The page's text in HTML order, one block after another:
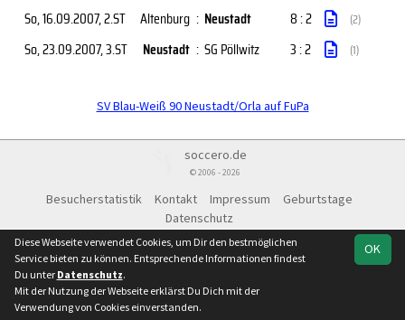
So, 16.09.2007, 2.ST Altenburg : Neustadt 8 : 2 (2)
So, 23.09.2007, 3.ST Neustadt : SG Pöllwitz 3 : 2 (1)
SV Blau-Weiß 90 Neustadt/Orla auf FuPa
soccero.de
© 2006 - 2026
Besucherstatistik Kontakt Impressum
Geburtstage
Datenschutz
OK
Diese Webseite verwendet Cookies, um Dir den bestmöglichen
Service bieten zu können. Entsprechende Informationen findest
Du unter Datenschutz.
Mit der Nutzung der Webseite erklärst Du Dich mit der
Verwendung von Cookies einverstanden.